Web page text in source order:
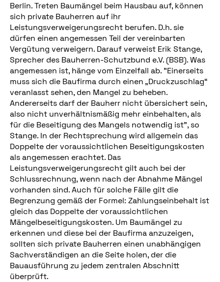
Berlin. Treten Baumängel beim Hausbau auf, können
sich private Bauherren auf ihr
Leistungsverweigerungsrecht berufen. D.h. sie
dürfen einen angemessen Teil der vereinbarten
Vergütung verweigern. Darauf verweist Erik Stange,
Sprecher des Bauherren-Schutzbund e.V. (BSB). Was
angemessen ist, hänge vom Einzelfall ab. "Einerseits
muss sich die Baufirma durch einen „Druckzuschlag“
veranlasst sehen, den Mangel zu beheben.
Andererseits darf der Bauherr nicht übersichert sein,
also nicht unverhältnismäßig mehr einbehalten, als
für die Beseitigung des Mangels notwendig ist", so
Stange. In der Rechtsprechung wird allgemein das
Doppelte der voraussichtlichen Beseitigungskosten
als angemessen erachtet. Das
Leistungsverweigerungsrecht gilt auch bei der
Schlussrechnung, wenn nach der Abnahme Mängel
vorhanden sind. Auch für solche Fälle gilt die
Begrenzung gemäß der Formel: Zahlungseinbehalt ist
gleich das Doppelte der voraussichtlichen
Mängelbeseitigungskosten. Um Baumängel zu
erkennen und diese bei der Baufirma anzuzeigen,
sollten sich private Bauherren einen unabhängigen
Sachverständigen an die Seite holen, der die
Bauausführung zu jedem zentralen Abschnitt
überprüft.